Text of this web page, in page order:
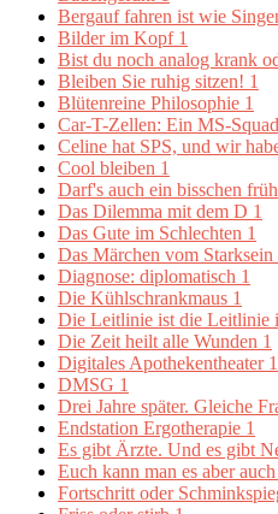
Bergauf fahren ist wie
Bilder im Kopf 1
Bist du noch analog krank
Bleiben Sie ruhig sitzen! 1
Blütenreine Philosophie 1
Car-T-Zellen: Ein MS-
Celine hat SPS, und wir
Cool bleiben 1
Darf's auch ein bisschen
Das Dilemma mit dem D 1
Das Gute im Schlechten 1
Das Märchen vom Starksein
Diagnose: diplomatisch 1
Die Kühlschrankmaus 1
Die Leitlinie ist die Leitlinie
Die Zeit heilt alle Wunden 1
Digitales Apothekentheater 1
DMSG 1
Drei Jahre später. Gleiche
Endstation Ergotherapie 1
Es gibt Ärzte. Und es gibt
Euch kann man es aber
Fortschritt oder